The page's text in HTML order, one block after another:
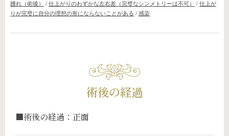
腫れ（術後）
/ 仕上がりのわずかな左右差（完璧なシンメトリーは不可） / 仕上が
りが完璧に自分の理想の形にならないことがある / 感染
術後の経過
■術後の経過：正面